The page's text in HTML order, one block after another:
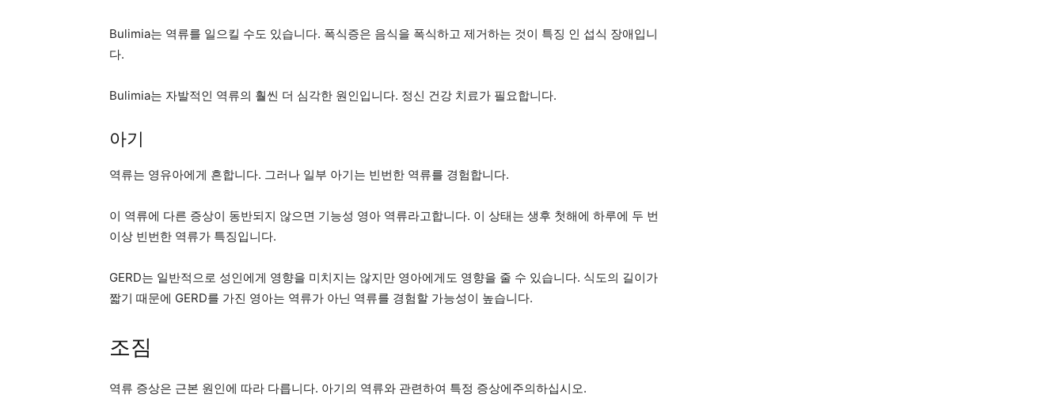
Bulimia는 역류를 일으킬 수도 있습니다. 폭식증은 음식을 폭식하고 제거하는 것이 특징 인 섭식 장애입니
다.
Bulimia는 자발적인 역류의 훨씬 더 심각한 원인입니다. 정신 건강 치료가 필요합니다.
아기
역류는 영유아에게 흔합니다. 그러나 일부 아기는 빈번한 역류를 경험합니다.
이 역류에 다른 증상이 동반되지 않으면 기능성 영아 역류라고합니다. 이 상태는 생후 첫해에 하루에 두 번
이상 빈번한 역류가 특징입니다.
GERD는 일반적으로 성인에게 영향을 미치지는 않지만 영아에게도 영향을 줄 수 있습니다. 식도의 길이가
짧기 때문에 GERD를 가진 영아는 역류가 아닌 역류를 경험할 가능성이 높습니다.
조짐
역류 증상은 근본 원인에 따라 다릅니다. 아기의 역류와 관련하여 특정 증상에주의하십시오.